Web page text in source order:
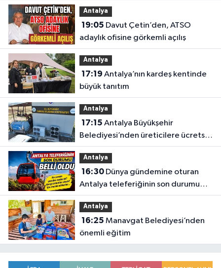
bırakıldı
Antalya
19:05
adaylık ofisine görkemli açılış
Antalya
17:19
büyük tanıtım
Antalya
17:15
Belediyesi’nden üreticilere ücretsiz
destek
Antalya
16:30Dünya gündemine oturan
Antalya teleferiğinin son durumu
belli oldu
Antalya
16:25
önemli eğitim